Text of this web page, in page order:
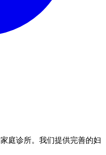
家庭诊所。我们提供完善的妇